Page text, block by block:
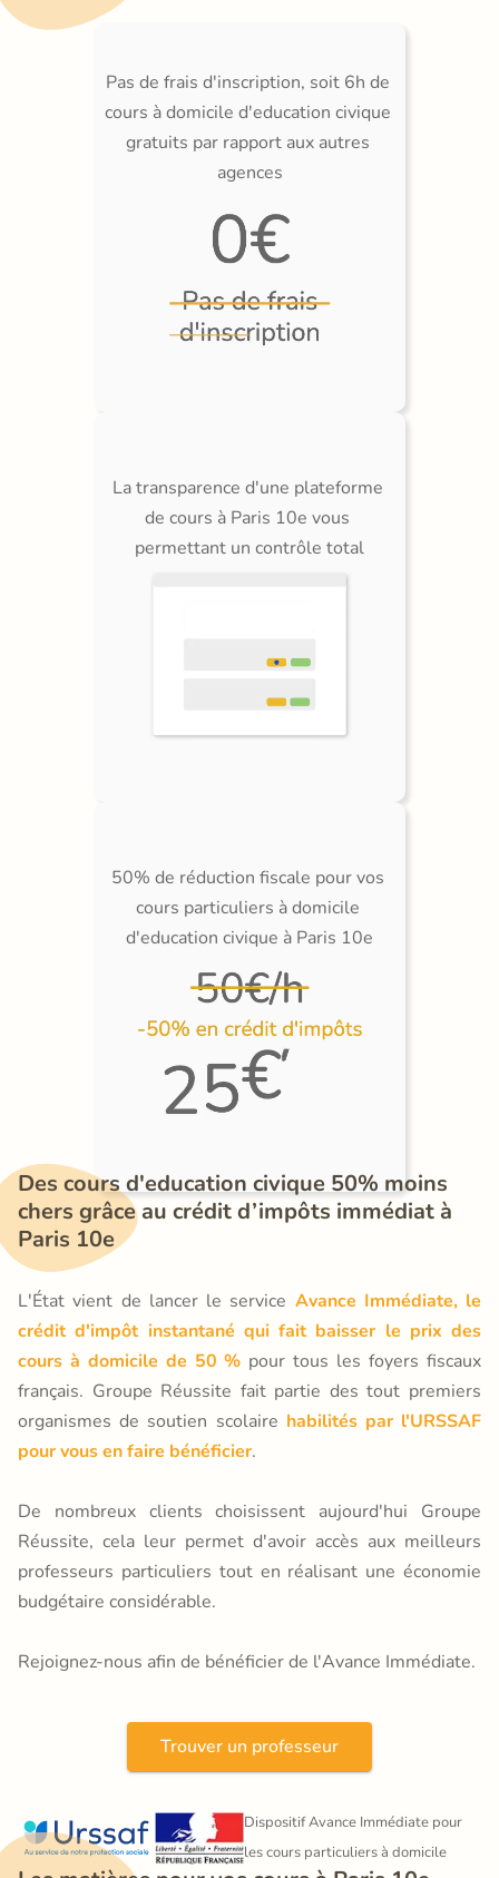
Pas de frais d'inscription, soit 6h de
cours à domicile d'education civique
gratuits par rapport aux autres
agences
La transparence d'une plateforme
de cours à Paris 10e vous
permettant un contrôle total
50% de réduction fiscale pour vos
cours particuliers à domicile
d'education civique à Paris 10e
Des cours d'education civique 50% moins
chers grâce au crédit d’impôts immédiat à
Paris 10e
L'État vient de lancer le service Avance Immédiate, le
crédit d'impôt instantané qui fait baisser le prix des
cours à domicile de 50 % pour tous les foyers fiscaux
français. Groupe Réussite fait partie des tout premiers
organismes de soutien scolaire habilités par l'URSSAF
pour vous en faire bénéficier.
De nombreux clients choisissent aujourd'hui Groupe
Réussite, cela leur permet d'avoir accès aux meilleurs
professeurs particuliers tout en réalisant une économie
budgétaire considérable.
Rejoignez-nous afin de bénéficier de l'Avance Immédiate.
Trouver un professeur
Dispositif Avance Immédiate pour
les cours particuliers à domicile